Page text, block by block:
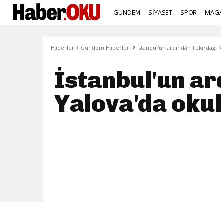
GÜNDEM SİYASET SPOR
Haberler › Gündem Haberleri › İstanbul'un ardından
İstanbul'un
Yalova'da